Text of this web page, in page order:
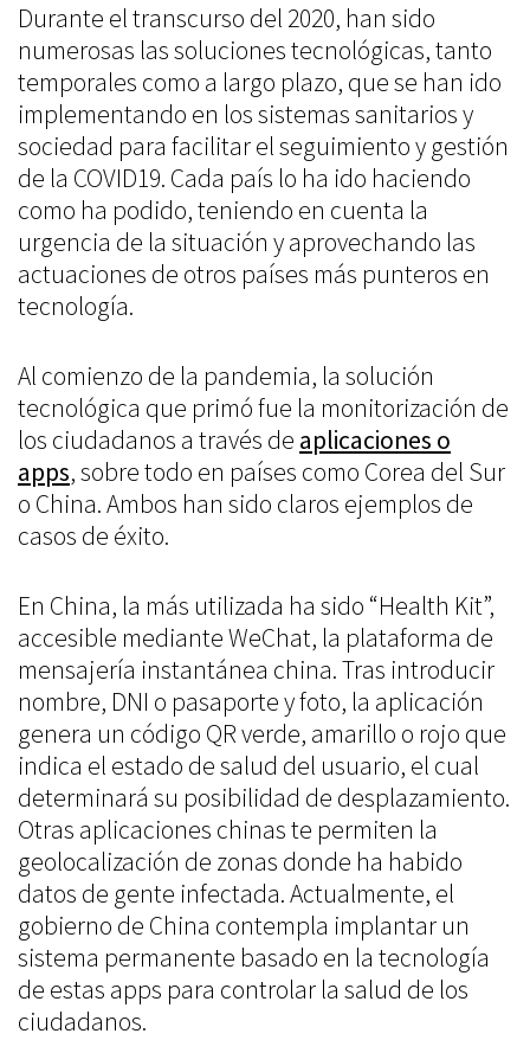
Durante el transcurso del 2020, han sido
numerosas las soluciones tecnológicas, tanto
temporales como a largo plazo, que se han ido
implementando en los sistemas sanitarios y
sociedad para facilitar el seguimiento y gestión
de la COVID19. Cada país lo ha ido haciendo
como ha podido, teniendo en cuenta la
urgencia de la situación y aprovechando las
actuaciones de otros países más punteros en
tecnología.
Al comienzo de la pandemia, la solución
tecnológica que primó fue la monitorización de
los ciudadanos a través de aplicaciones o
apps, sobre todo en países como Corea del Sur
o China. Ambos han sido claros ejemplos de
casos de éxito.
En China, la más utilizada ha sido “Health Kit”,
accesible mediante WeChat, la plataforma de
mensajería instantánea china. Tras introducir
nombre, DNI o pasaporte y foto, la aplicación
genera un código QR verde, amarillo o rojo que
indica el estado de salud del usuario, el cual
determinará su posibilidad de desplazamiento.
Otras aplicaciones chinas te permiten la
geolocalización de zonas donde ha habido
datos de gente infectada. Actualmente, el
gobierno de China contempla implantar un
sistema permanente basado en la tecnología
de estas apps para controlar la salud de los
ciudadanos.